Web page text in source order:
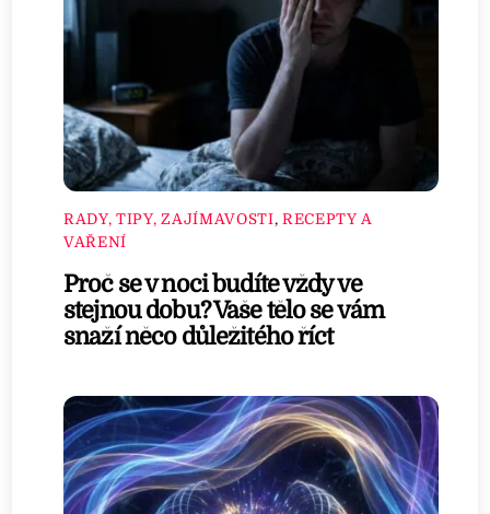
RADY, TIPY, ZAJÍMAVOSTI, RECEPTY A
VAŘENÍ
Proč se v noci budíte vždy ve
stejnou dobu? Vaše tělo se vám
snaží něco důležitého říct